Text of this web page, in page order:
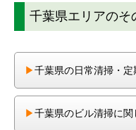
千葉県エリアのそ
▶︎千葉県の日常清掃・
▶︎千葉県のビル清掃に関